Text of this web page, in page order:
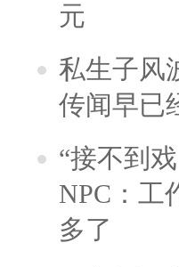
元
私生子风
传闻早已
“接不到
NPC：工
多了